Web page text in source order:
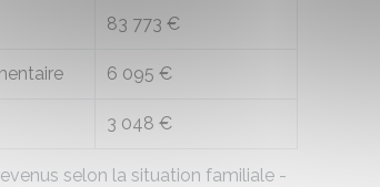
selon la situation familiale -
83 773 €
6 095 €
3 048 €